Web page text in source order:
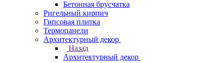
Бетонная брусчатка
Ригельный кирпич
Гипсовая плитка
Термопанели
Архитектурный декор
Назад
Архитектурный декор